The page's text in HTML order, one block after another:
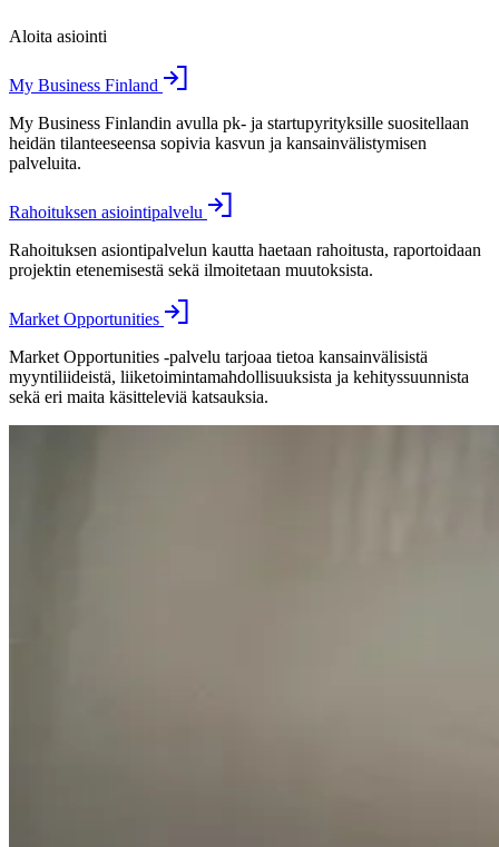
Aloita asiointi
My Business Finland
My Business Finlandin avulla pk- ja startupyrityksille suositellaan
heidän tilanteeseensa sopivia kasvun ja kansainvälistymisen
palveluita.
Rahoituksen asiointipalvelu
Rahoituksen asiontipalvelun kautta haetaan rahoitusta, raportoidaan
projektin etenemisestä sekä ilmoitetaan muutoksista.
Market Opportunities
Market Opportunities -palvelu tarjoaa tietoa kansainvälisistä
myyntiliideistä, liiketoimintamahdollisuuksista ja kehityssuunnista
sekä eri maita käsitteleviä katsauksia.